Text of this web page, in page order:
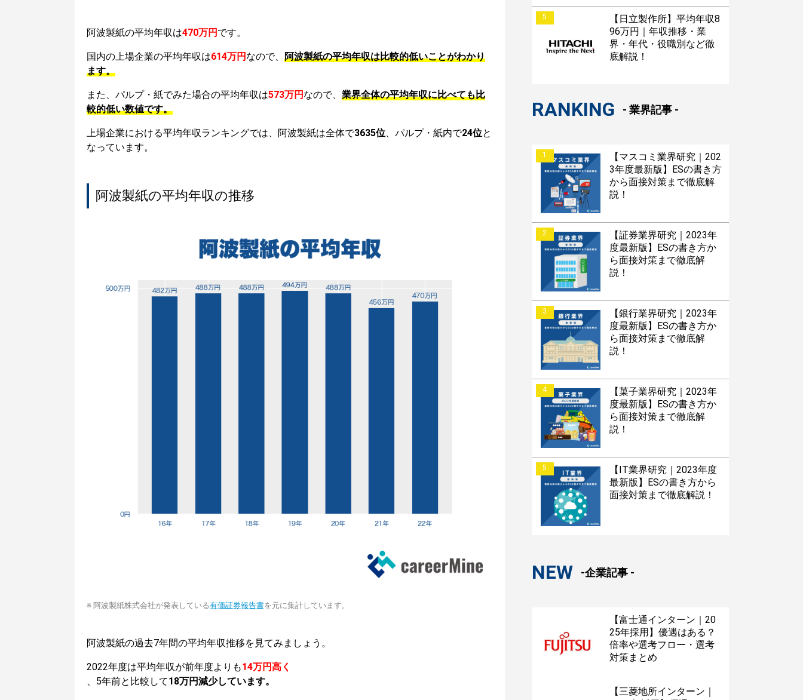
阿波製紙の平均年収は470万円 です。
国内の上場企業の平均年収は614万円 なので、 阿波製紙の平均年収は比較的低いことがわかり
ます。
また、パルプ・紙でみた場合の平均年収は573万円 なので、 業界全体の平均年収に比べても比
較的低い数値です。
上場企業における平均年収ランキングでは、阿波製紙は全体で3635位、パルプ・紙内で24位と
なっています。
阿波製紙の平均年収の推移
※ 阿波製紙株式会社が発表している有価証券報告書を元に集計しています。
阿波製紙の過去7年間の平均年収推移を見てみましょう。
2022年度は平均年収が前年度よりも14万円高く
、5年前と比較して18万円減少しています。
5
【日立製作所】平均年収8
96万円｜年収推移・業
界・年代・役職別など徹
底解説！
RANKING - 業界記事 -
1
【マスコミ業界研究｜202
3年度最新版】ESの書き方
から面接対策まで徹底解
説！
2
【証券業界研究｜2023年
度最新版】ESの書き方か
ら面接対策まで徹底解
説！
3
【銀行業界研究｜2023年
度最新版】ESの書き方か
ら面接対策まで徹底解
説！
4
【菓子業界研究｜2023年
度最新版】ESの書き方か
ら面接対策まで徹底解
説！
5
【IT業界研究｜2023年度
最新版】ESの書き方から
面接対策まで徹底解説！
NEW -企業記事 -
【富士通インターン｜20
25年採用】優遇はある？
倍率や選考フロー・選考
対策まとめ
【三菱地所インターン｜